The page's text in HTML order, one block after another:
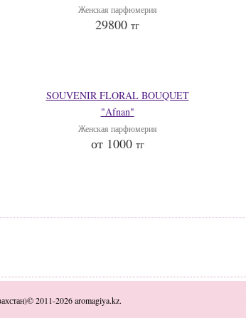
Женская парфюмерия
29800 тг
SOUVENIR FLORAL BOUQUET
"Afnan"
Женская парфюмерия
от 1000 тг
2011-2026 aromagiya.kz.